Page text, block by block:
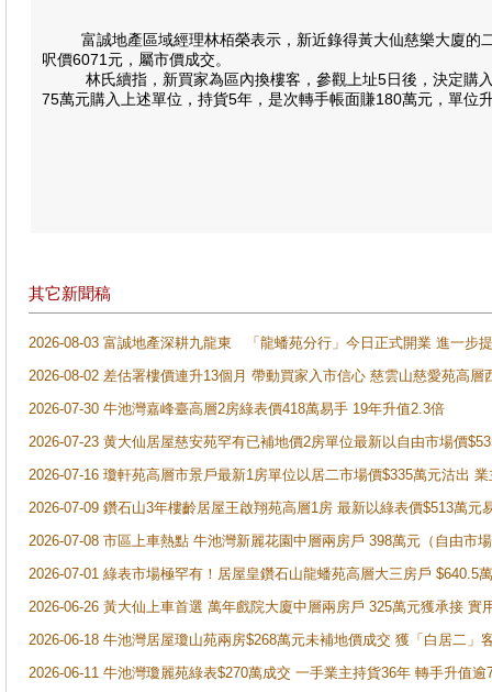
富誠地產區域經理林栢榮表示，新近錄得黃大仙慈樂大廈的二
呎價6071元，屬市價成交。
林氏續指，新買家為區內換樓客，參觀上址5日後，決定購入
75萬元購入上述單位，持貨5年，是次轉手帳面賺180萬元，單位
其它新聞稿
2026-08-03 富誠地產深耕九龍東 「龍蟠苑分行」今日正式開業 進一步
2026-08-02 差估署樓價連升13個月 帶動買家入市信心 慈雲山慈愛苑高層
2026-07-30 牛池灣嘉峰臺高層2房綠表價418萬易手 19年升值2.3倍
2026-07-23 黄大仙居屋慈安苑罕有已補地價2房單位最新以自由市場價
2026-07-16 瓊軒苑高層市景戶最新1房單位以居二市場價$335萬元沽出
2026-07-09 鑽石山3年樓齡居屋王啟翔苑高層1房 最新以綠表價$513萬元
2026-07-08 市區上車熱點 牛池灣新麗花園中層兩房戶 398萬元（自由市
2026-07-01 綠表市場極罕有！居屋皇鑽石山龍蟠苑高層大三房戶
2026-06-26 黃大仙上車首選 萬年戲院大廈中層兩房戶 325萬元獲承接 實
2026-06-18 牛池灣居屋瓊山苑兩房$268萬元未補地價成交 獲「白居二」
2026-06-11 牛池灣瓊麗苑綠表$270萬成交 一手業主持貨36年 轉手升值逾